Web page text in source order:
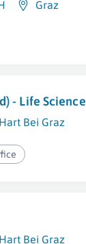
Graz
- Life Science
Hart Bei Graz
Hart Bei Graz